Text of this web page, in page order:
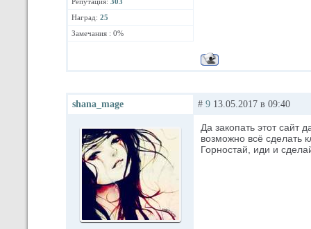
Наград: 25
Замечания : 0%
shana_mage # 9 13.05.2017 в 09:40
Да закопать этот сайт
возможно всё сделать
Горностай, иди и